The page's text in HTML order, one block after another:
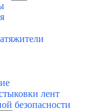
лент
безопасности